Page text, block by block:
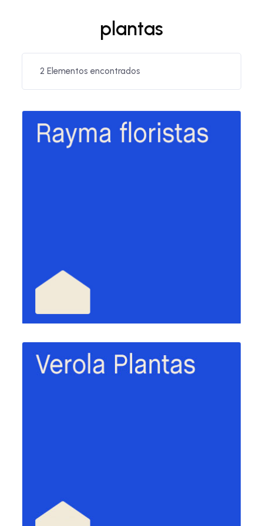
plantas
2 Elementos encontrados